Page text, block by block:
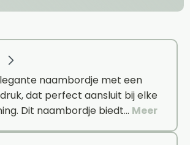
naambordje met een
dat perfect aansluit bij elke
Dit naambordje biedt… Meer